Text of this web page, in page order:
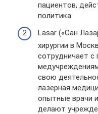
пациентов,
политика.
Lasar («Сан
хирургии в
сотрудничает с
свою
лазерная
опытные врачи
делают